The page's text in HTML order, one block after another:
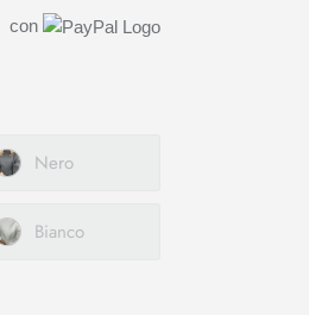
con
Nero
Bianco